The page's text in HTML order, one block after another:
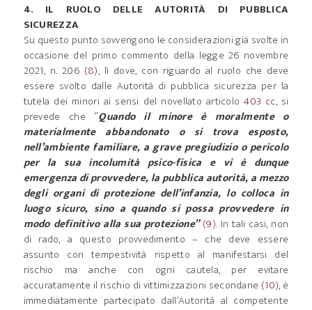
4. IL RUOLO DELLE AUTORITÀ DI PUBBLICA
SICUREZZA
Su questo punto sovvengono le considerazioni già svolte in
occasione del primo commento della legge 26 novembre
2021, n. 206 (8), lì dove, con riguardo al ruolo che deve
essere svolto dalle Autorità di pubblica sicurezza per la
tutela dei minori ai sensi del novellato articolo403 cc, si
prevede che “Quando il minore è moralmente o
materialmente abbandonato o si trova esposto,
nell’ambiente familiare, a grave pregiudizio o pericolo
per la sua incolumità psico-fisica e vi è dunque
emergenza di provvedere, la pubblica autorità, a mezzo
degli organi di protezione dell’infanzia, lo colloca in
luogo sicuro, sino a quando si possa provvedere in
modo definitivo alla sua protezione” (9). In tali casi, non
di rado, a questo provvedimento – che deve essere
assunto con tempestività rispetto al manifestarsi del
rischio ma anche con ogni cautela, per evitare
accuratamente il rischio di vittimizzazioni secondarie (10), è
immediatamente partecipato dall’Autorità al competente